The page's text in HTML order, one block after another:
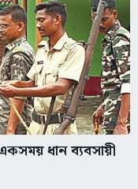
ধান ব্যবসায়ী